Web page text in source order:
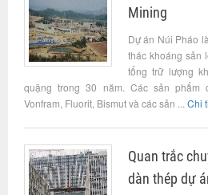
Mining
Dự án Núi Pháo
thác khoáng sản
tổng trữ lượng
quặng trong 30 năm. Các sản phẩm
Vonfram, Fluorit, Bismut và các sản ... Chi
Quan trắc
dàn thép dự